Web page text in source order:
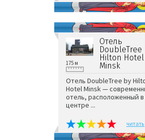
Отель
DoubleTree
Hilton Hotel
Minsk
175 м
Отель DoubleTree by
Hotel Minsk —
отель, расположенный в
центре ...